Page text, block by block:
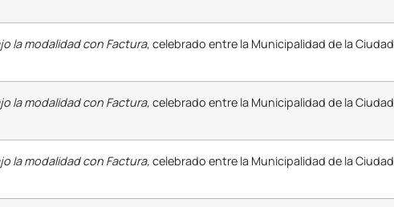
la modalidad con Factura, celebrado entre la Municipalidad de la Ciudad
la modalidad con Factura, celebrado entre la Municipalidad de la Ciudad
la modalidad con Factura, celebrado entre la Municipalidad de la Ciudad